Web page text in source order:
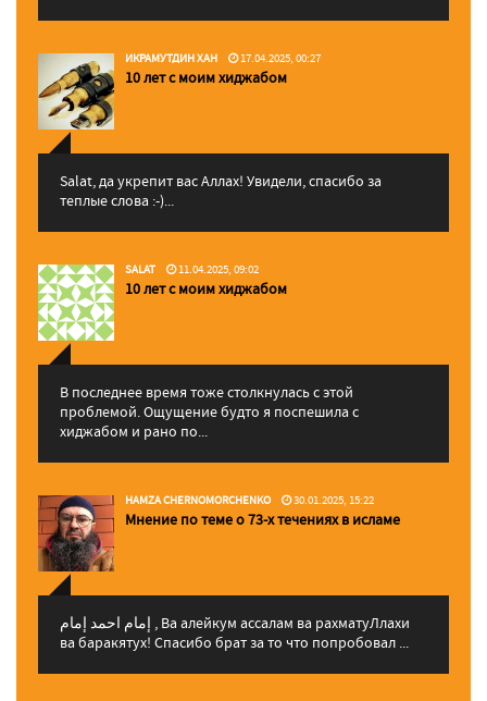
ИКРАМУТДИН ХАН 17.04.2025, 00:27
10 лет с моим хиджабом
Salat, да укрепит вас Аллаx! Увидели, спасибо за
теплые слова :-)...
SALAT 11.04.2025, 09:02
10 лет с моим хиджабом
В последнее время тоже столкнулась с этой
проблемой. Ощущение будто я поспешила с
хиджабом и рано по...
HAMZA CHERNOMORCHENKO 30.01.2025, 15:22
Мнение по теме о 73-х течениях в исламе
إمام احمد إمام , Ва алейкум ассалам ва рахматуЛлахи
ва баракятух! Спасибо брат за то что попробовал ...